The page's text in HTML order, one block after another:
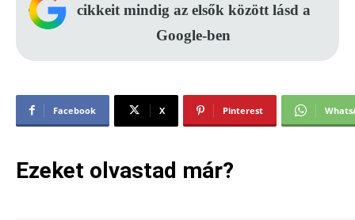
cikkeit mindig az elsők között lásd a
Google-ben
Facebook X Pinterest
Ezeket olvastad már?